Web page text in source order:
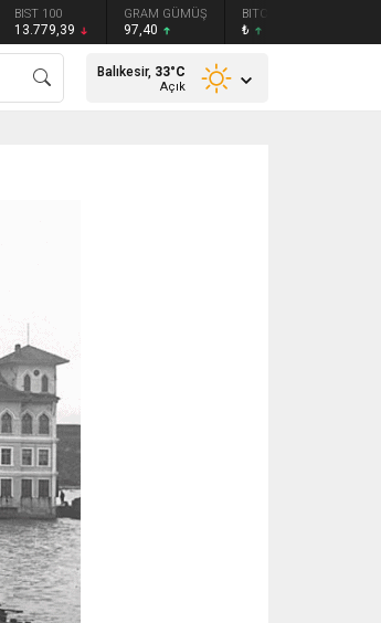
BIST 100
13.779,39
GRAM GÜMÜŞ
97,40
BITCOIN
₺
Balıkesir, 33°C
Açık